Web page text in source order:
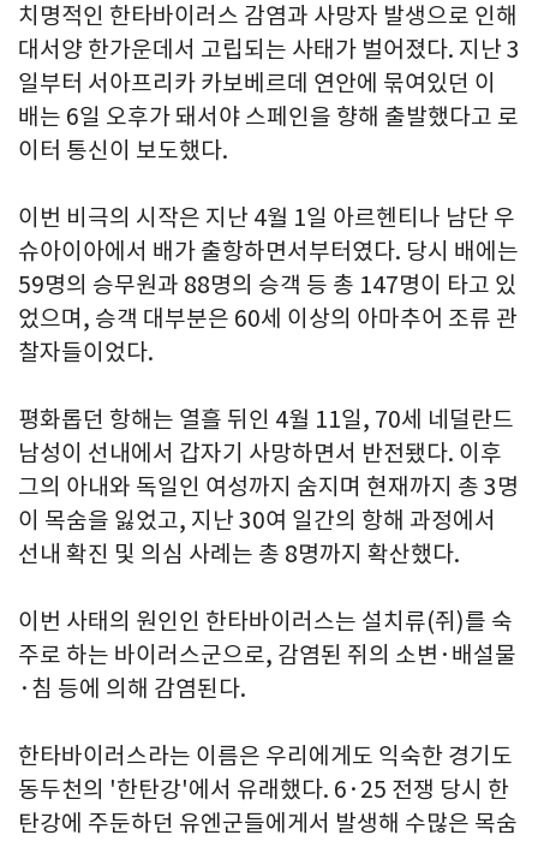
치명적인 한타바이러스 감염과 사망자 발생으로 인해
대서양 한가운데서 고립되는 사태가 벌어졌다. 지난 3
일부터 서아프리카 카보베르데 연안에 묶여있던 이
배는 6일 오후가 돼서야 스페인을 향해 출발했다고 로
이터 통신이 보도했다.
이번 비극의 시작은 지난 4월 1일 아르헨티나 남단 우
슈아이아에서 배가 출항하면서부터였다. 당시 배에는
59명의 승무원과 88명의 승객 등 총 147명이 타고 있
었으며, 승객 대부분은 60세 이상의 아마추어 조류 관
찰자들이었다.
평화롭던 항해는 열흘 뒤인 4월 11일, 70세 네덜란드
남성이 선내에서 갑자기 사망하면서 반전됐다. 이후
그의 아내와 독일인 여성까지 숨지며 현재까지 총 3명
이 목숨을 잃었고, 지난 30여 일간의 항해 과정에서
선내 확진 및 의심 사례는 총 8명까지 확산했다.
이번 사태의 원인인 한타바이러스는 설치류(쥐)를 숙
주로 하는 바이러스군으로, 감염된 쥐의 소변·배설물
·침 등에 의해 감염된다.
한타바이러스라는 이름은 우리에게도 익숙한 경기도
동두천의 '한탄강'에서 유래했다. 6·25 전쟁 당시 한
탄강에 주둔하던 유엔군들에게서 발생해 수많은 목숨